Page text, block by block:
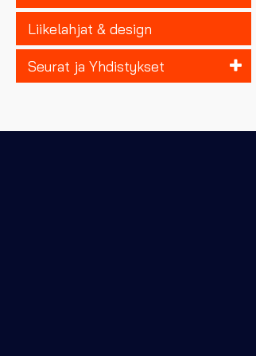
Liikelahjat & design
Seurat ja Yhdistykset